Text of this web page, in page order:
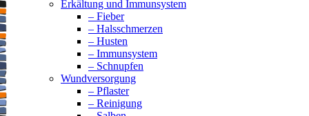
Erkältung und Immunsystem
– Fieber
– Halsschmerzen
– Husten
– Immunsystem
– Schnupfen
Wundversorgung
– Pflaster
– Reinigung